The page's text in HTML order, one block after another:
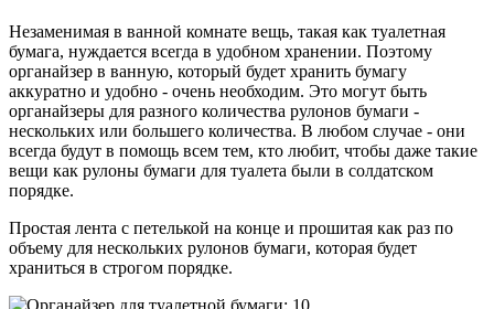
Незаменимая в ванной комнате вещь, такая как туалетная
бумага, нуждается всегда в удобном хранении. Поэтому
органайзер в ванную, который будет хранить бумагу
аккуратно и удобно - очень необходим. Это могут быть
органайзеры для разного количества рулонов бумаги -
нескольких или большего количества. В любом случае - они
всегда будут в помощь всем тем, кто любит, чтобы даже такие
вещи как рулоны бумаги для туалета были в солдатском
порядке.
Простая лента с петелькой на конце и прошитая как раз по
объему для нескольких рулонов бумаги, которая будет
храниться в строгом порядке.